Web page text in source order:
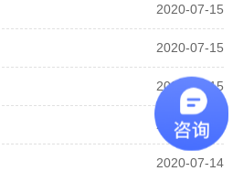
2020-07-15
2020-07-15
2020-07-15
2020-07-15
2020-07-14